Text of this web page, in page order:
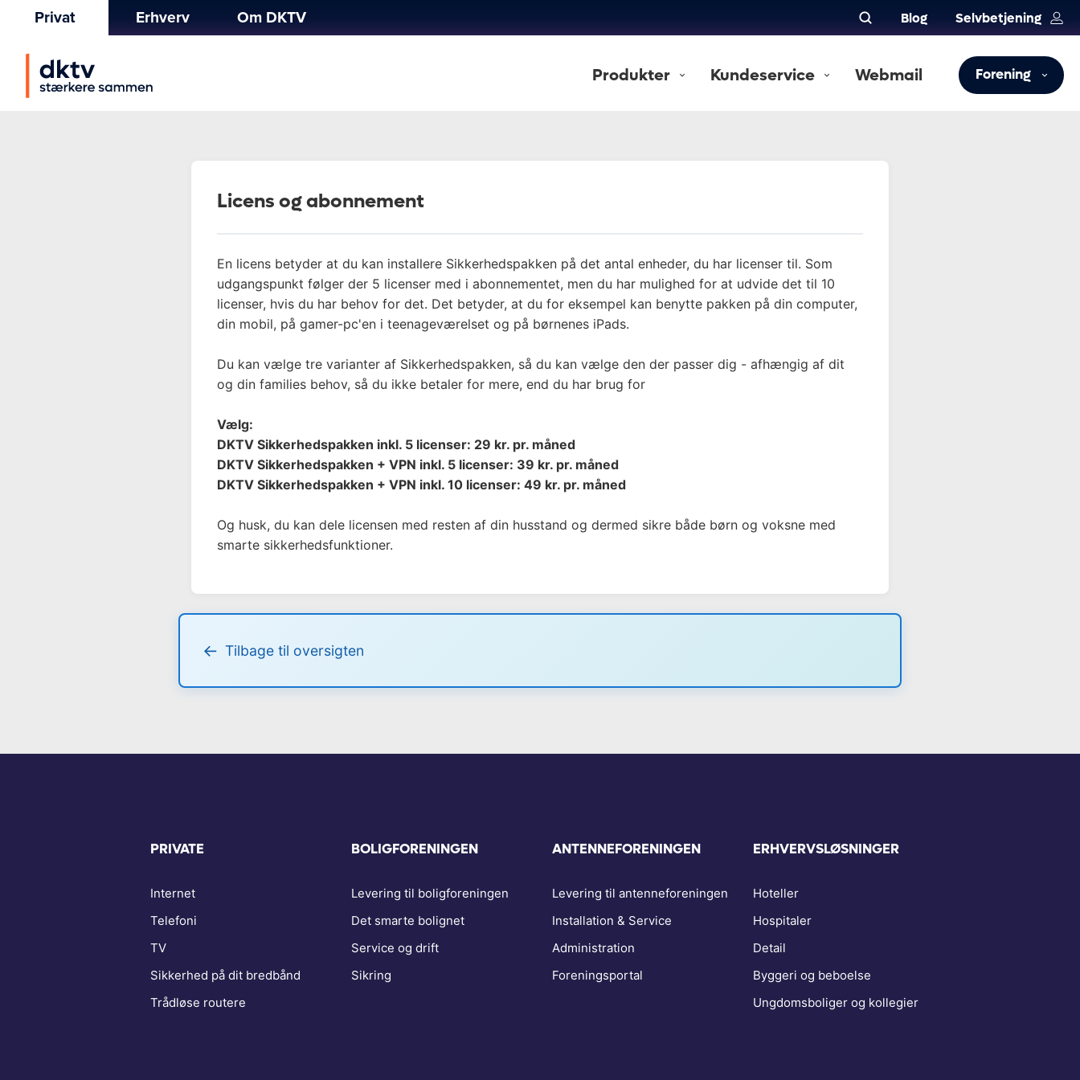
Privat Erhverv Om DKTV Blog Selvbetjening
Produkter Kundeservice Webmail Forening
Licens og abonnement
En licens betyder at du kan installere Sikkerhedspakken på det antal enheder, du har licenser til. Som
udgangspunkt følger der 5 licenser med i abonnementet, men du har mulighed for at udvide det til 10
licenser, hvis du har behov for det. Det betyder, at du for eksempel kan benytte pakken på din computer,
din mobil, på gamer-pc'en i teenageværelset og på børnenes iPads.
Du kan vælge tre varianter af Sikkerhedspakken, så du kan vælge den der passer dig - afhængig af dit
og din families behov, så du ikke betaler for mere, end du har brug for
Vælg:
DKTV Sikkerhedspakken inkl. 5 licenser: 29 kr. pr. måned
DKTV Sikkerhedspakken + VPN inkl. 5 licenser: 39 kr. pr. måned
DKTV Sikkerhedspakken + VPN inkl. 10 licenser: 49 kr. pr. måned
Og husk, du kan dele licensen med resten af din husstand og dermed sikre både børn og voksne med
smarte sikkerhedsfunktioner.
Tilbage til oversigten
PRIVATE
Internet
Telefoni
TV
Sikkerhed på dit bredbånd
Trådløse routere
BOLIGFORENINGEN
Levering til boligforeningen
Det smarte bolignet
Service og drift
Sikring
ANTENNEFORENINGEN
Levering til antenneforeningen
Installation & Service
Administration
Foreningsportal
ERHVERVSLØSNINGER
Hoteller
Hospitaler
Detail
Byggeri og beboelse
Ungdomsboliger og kollegier